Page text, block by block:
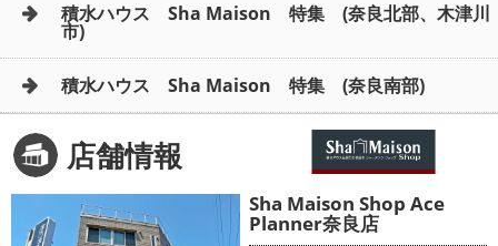
積水ハウス Sha Maison 特集 (奈良北部、木津川
市)
積水ハウス Sha Maison 特集 (奈良南部)
店舗情報
Sha Maison Shop Ace
Planner奈良店